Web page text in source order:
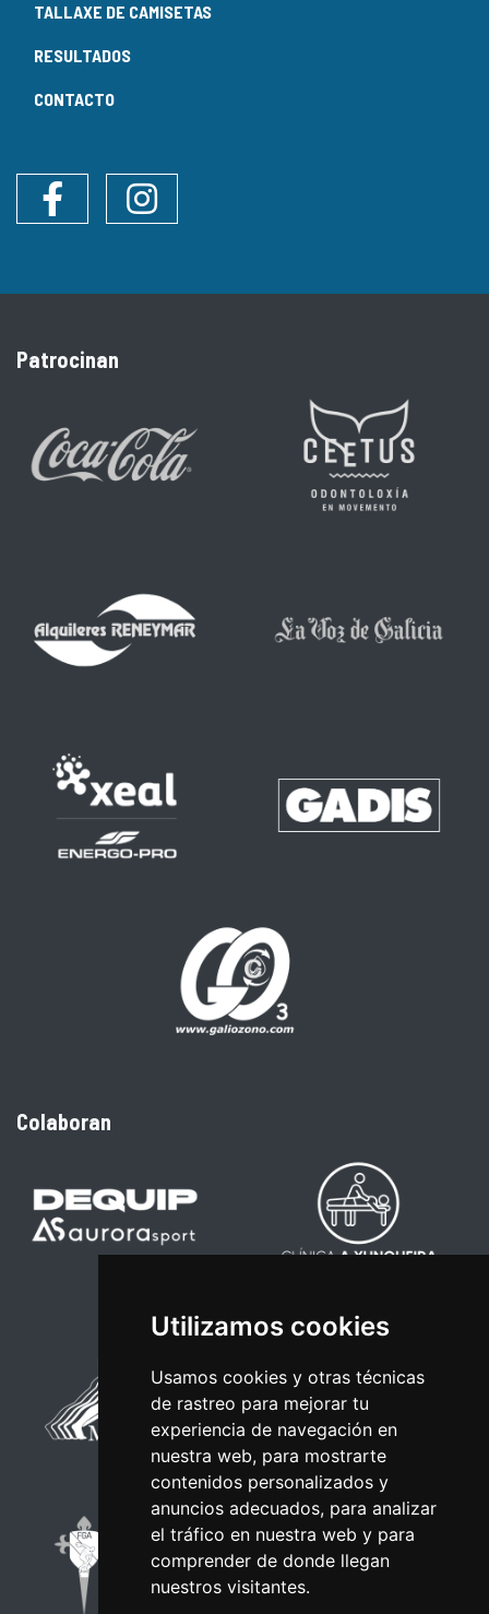
Utilizamos cookies
Usamos cookies y otras técnicas
de rastreo para mejorar tu
experiencia de navegación en
nuestra web, para mostrarte
contenidos personalizados y
anuncios adecuados, para analizar
el tráfico en nuestra web y para
comprender de donde llegan
nuestros visitantes.
TALLAXE DE CAMISETAS
RESULTADOS
CONTACTO
Instagram
Patrocinan
Colaboran